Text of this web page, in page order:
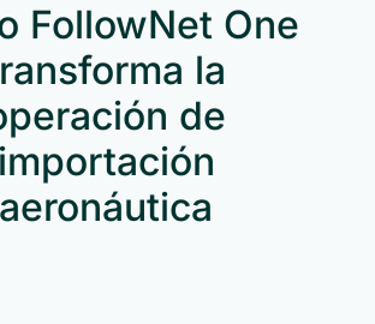
FollowNet One
la
de
importación
aeronáutica